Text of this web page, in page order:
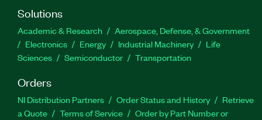
Solutions
Academic & Research
Aerospace, Defense, & Government
Electronics
Energy Industrial Machinery
Life
Sciences
Semiconductor Transportation
Orders
NI Distribution Partners Order Status and History
Retrieve
a Quote
Terms of Service
Order by Part Number or